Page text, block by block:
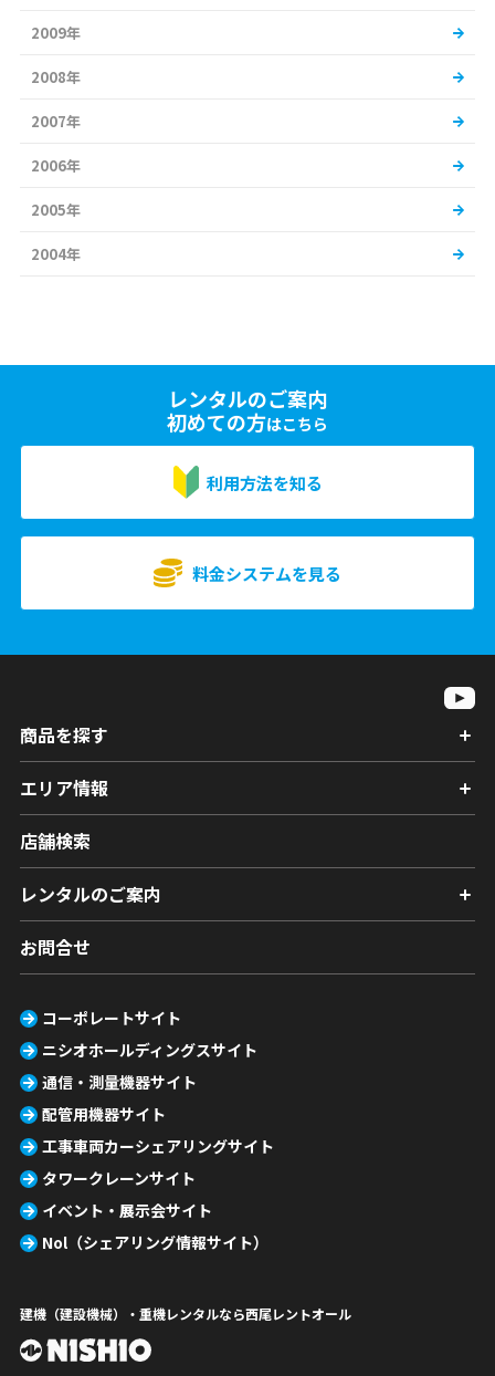
2009年
2008年
2007年
2006年
2005年
2004年
レンタルのご案内
初めての方はこちら
利用方法を知る
料金システムを見る
商品を探す
エリア情報
店舗検索
レンタルのご案内
お問合せ
コーポレートサイト
ニシオホールディングスサイト
通信・測量機器サイト
配管用機器サイト
工事車両カーシェアリングサイト
タワークレーンサイト
イベント・展示会サイト
Nol（シェアリング情報サイト）
建機（建設機械）・重機レンタルなら西尾レントオール